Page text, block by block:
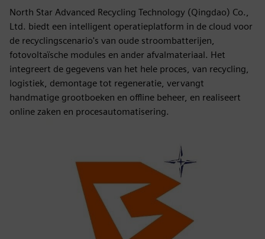
North Star Advanced Recycling Technology (Qingdao) Co.,
Ltd. biedt een intelligent operatieplatform in de cloud voor
de recyclingscenario's van oude stroombatterijen,
fotovoltaïsche modules en ander afvalmateriaal. Het
integreert de gegevens van het hele proces, van recycling,
logistiek, demontage tot regeneratie, vervangt
handmatige grootboeken en offline beheer, en realiseert
online zaken en procesautomatisering.